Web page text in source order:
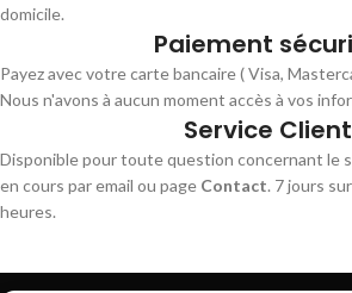
domicile.
Paiement
Payez avec votre carte bancaire ( Visa,
Nous n'avons à aucun moment accès à vos
Service Client
Disponible pour toute question concernant le
en cours par email ou page Contact. 7 jours
heures.